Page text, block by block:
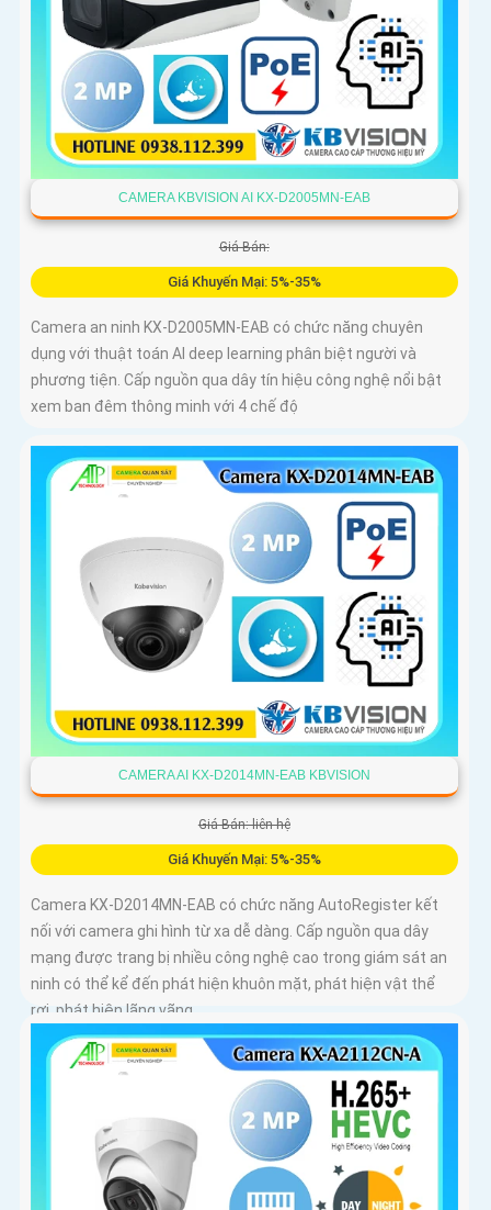
CAMERA KBVISION AI KX-D2005MN-EAB
Giá Bán:
Giá Khuyến Mại: 5%-35%
Camera an ninh KX-D2005MN-EAB có chức năng chuyên
dụng với thuật toán AI deep learning phân biệt người và
phương tiện. Cấp nguồn qua dây tín hiệu công nghệ nổi bật
xem ban đêm thông minh với 4 chế độ
CAMERA AI KX-D2014MN-EAB KBVISION
Giá Bán: liên hệ
Giá Khuyến Mại: 5%-35%
Camera KX-D2014MN-EAB có chức năng AutoRegister kết
nối với camera ghi hình từ xa dễ dàng. Cấp nguồn qua dây
mạng được trang bị nhiều công nghệ cao trong giám sát an
ninh có thể kể đến phát hiện khuôn mặt, phát hiện vật thể
rơi, phát hiện lãng vãng